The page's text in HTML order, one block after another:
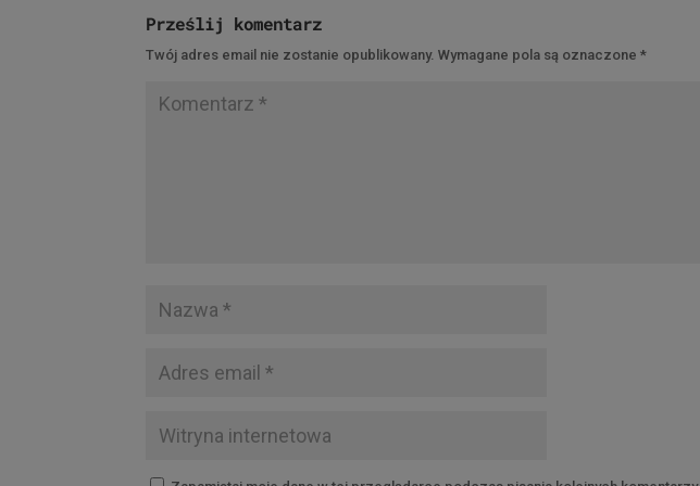
Prześlij komentarz
Twój adres email nie zostanie opublikowany. Wymagane pola są oznaczone*